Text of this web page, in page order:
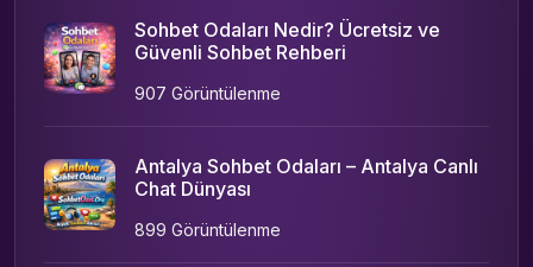
Sohbet Odaları Nedir? Ücretsiz ve
Güvenli Sohbet Rehberi
907 Görüntülenme
Antalya Sohbet Odaları – Antalya Canlı
Chat Dünyası
899 Görüntülenme